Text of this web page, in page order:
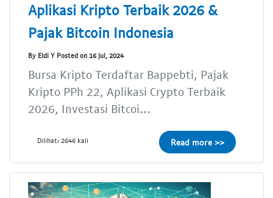
Aplikasi Kripto Terbaik 2026 &
Pajak Bitcoin Indonesia
By Eldi Y Posted on 16 Jul, 2024
Bursa Kripto Terdaftar Bappebti, Pajak
Kripto PPh 22, Aplikasi Crypto Terbaik
2026, Investasi Bitcoi...
Dilihat: 2646 kali Read more >>